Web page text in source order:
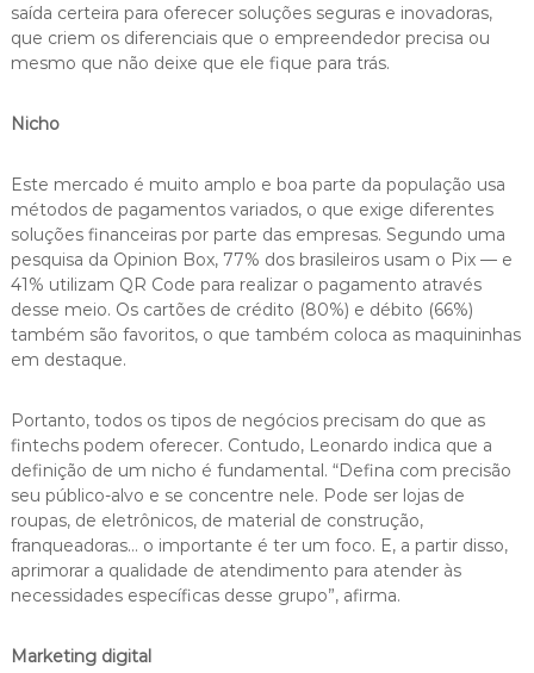
saída certeira para oferecer soluções seguras e inovadoras,
que criem os diferenciais que o empreendedor precisa ou
mesmo que não deixe que ele fique para trás.
Nicho
Este mercado é muito amplo e boa parte da população usa
métodos de pagamentos variados, o que exige diferentes
soluções financeiras por parte das empresas. Segundo uma
pesquisa da Opinion Box, 77% dos brasileiros usam o Pix — e
41% utilizam QR Code para realizar o pagamento através
desse meio. Os cartões de crédito (80%) e débito (66%)
também são favoritos, o que também coloca as maquininhas
em destaque.
Portanto, todos os tipos de negócios precisam do que as
fintechs podem oferecer. Contudo, Leonardo indica que a
definição de um nicho é fundamental. “Defina com precisão
seu público-alvo e se concentre nele. Pode ser lojas de
roupas, de eletrônicos, de material de construção,
franqueadoras… o importante é ter um foco. E, a partir disso,
aprimorar a qualidade de atendimento para atender às
necessidades específicas desse grupo”, afirma.
Marketing digital